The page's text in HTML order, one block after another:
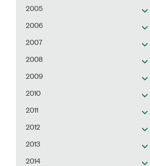
2005
2006
2007
2008
2009
2010
2011
2012
2013
2014